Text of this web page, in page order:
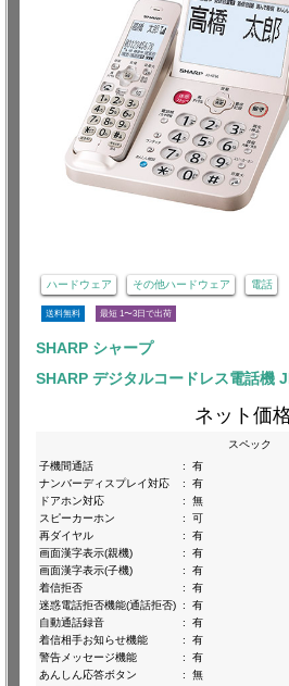
ハードウェア その他ハードウェア 電話
送料無料 最短 1〜3日で出荷
SHARP シャープ
SHARP デジタルコードレス電話機
ネット価格
スペック
子機間通話
:
有
ナンバーディスプレイ対応
:
有
ドアホン対応
:
無
スピーカーホン
:
可
再ダイヤル
:
有
画面漢字表示(親機)
:
有
画面漢字表示(子機)
:
有
着信拒否
:
有
迷惑電話拒否機能(通話拒否) :
有
自動通話録音
:
有
着信相手お知らせ機能
:
有
警告メッセージ機能
:
有
あんしん応答ボタン
:
無